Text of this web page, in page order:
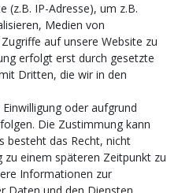
(z.B. IP-Adresse), um z.B.
Medien von
auf unsere Website zu
erfolgt erst durch gesetzte
Dritten, die wir in den
oder aufgrund
Die Zustimmung kann
besteht das Recht, nicht
zu einem späteren Zeitpunkt zu
Informationen zur